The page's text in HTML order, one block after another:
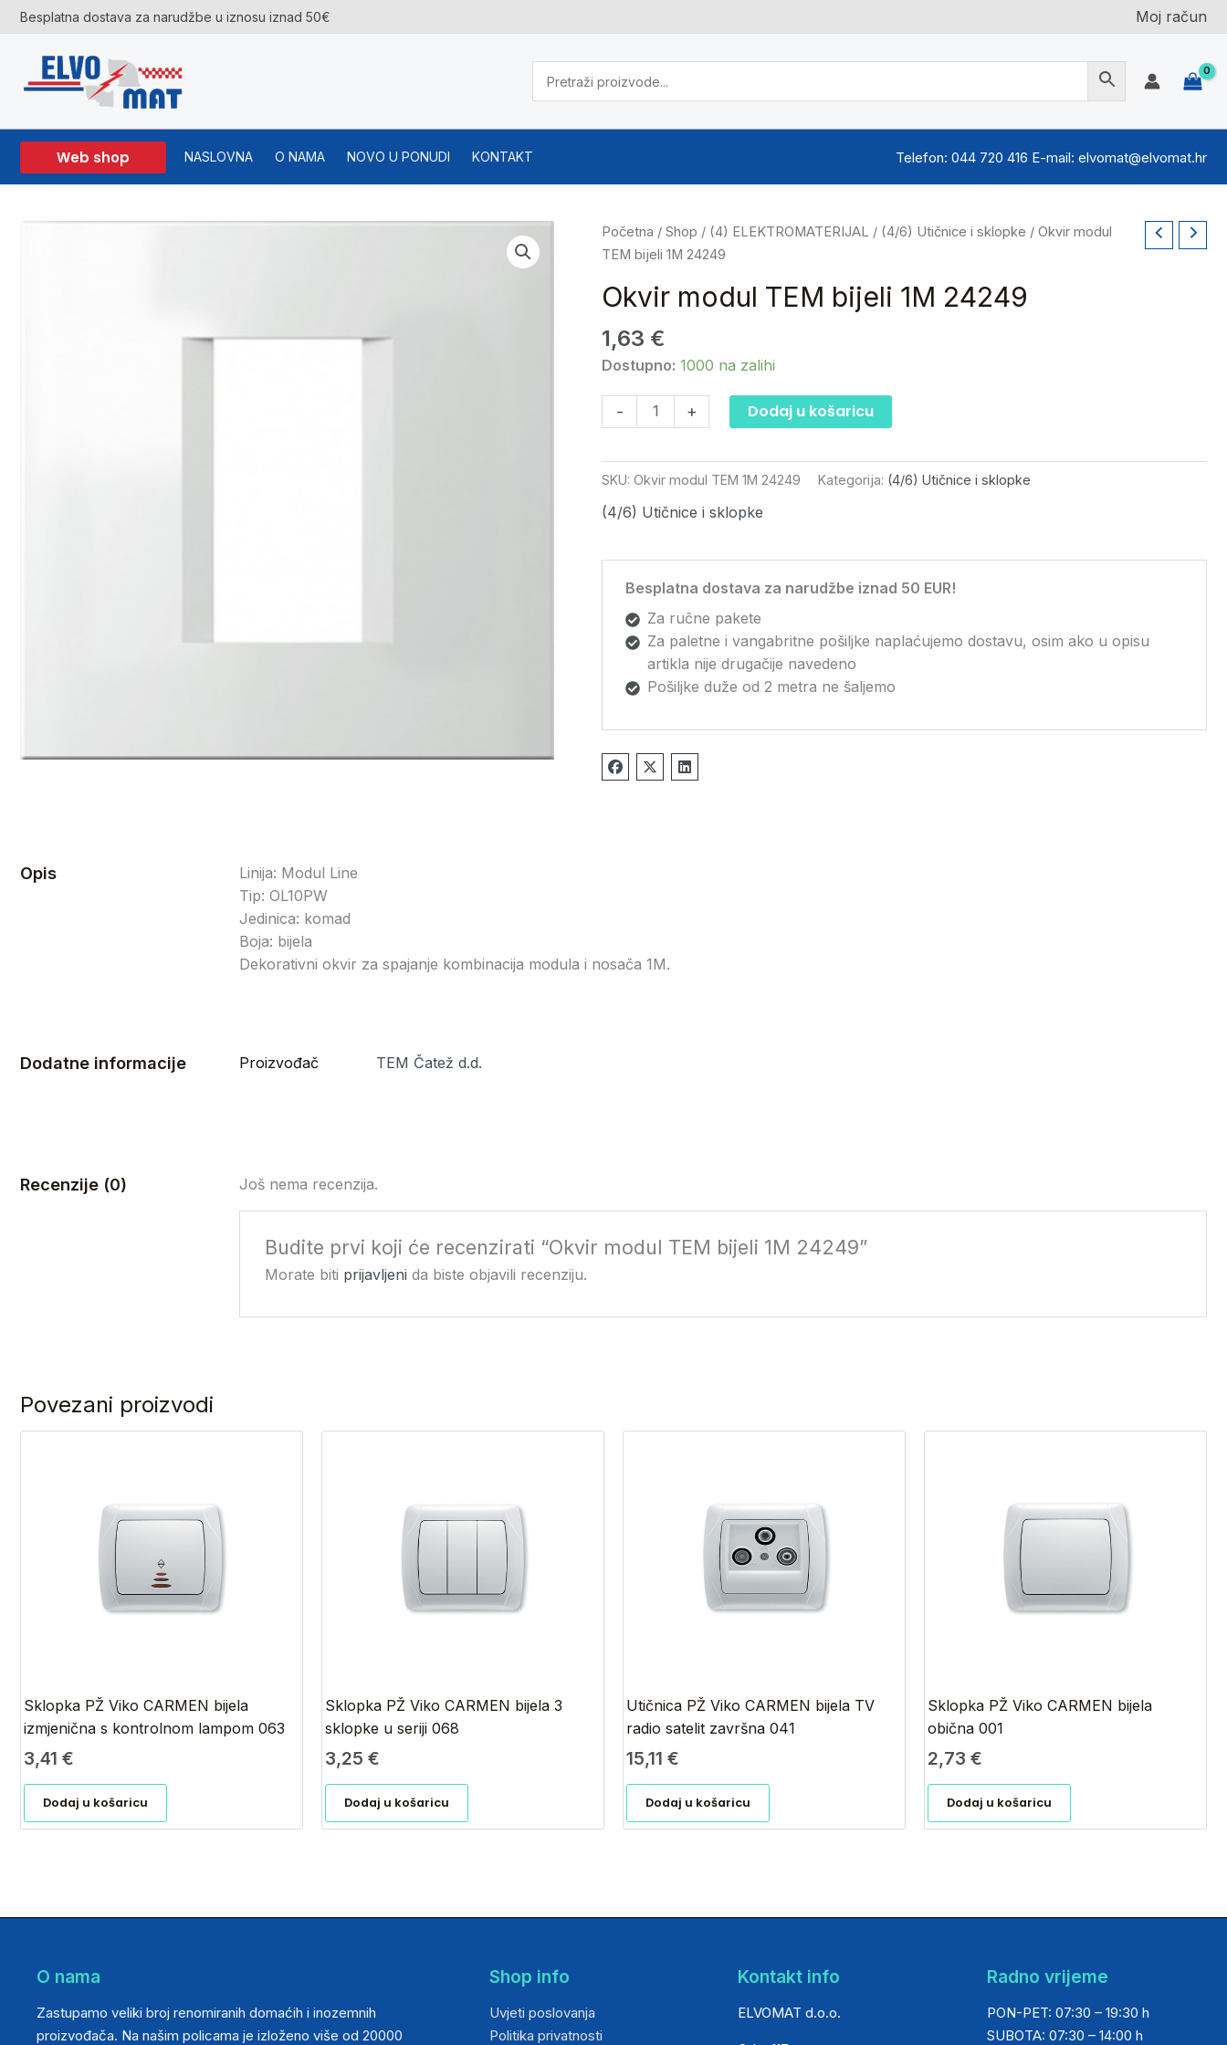
Skip
to
content
Besplatna dostava za narudžbe u iznosu iznad 50€ Moj račun
Web shop NASLOVNA O NAMA NOVO U PONUDI KONTAKT Telefon: 044 720 416 E-mail: elvomat@elvomat.hr
Početna / Shop / (4) ELEKTROMATERIJAL / (4/6) Utičnice i sklopke / Okvir modul
TEM bijeli 1M 24249
Okvir modul TEM bijeli 1M 24249
1,63 €
Dostupno: 1000 na zalihi
-
Okvir
modul
bijeli
24249
količina
+ Dodaj u košaricu
SKU: Okvir modul TEM 1M 24249 Kategorija: (4/6) Utičnice i sklopke
(4/6) Utičnice i sklopke
Besplatna dostava za narudžbe iznad 50 EUR!
Za ručne pakete
Za paletne i vangabritne pošiljke naplaćujemo dostavu, osim ako u opisu
artikla nije drugačije navedeno
Pošiljke duže od 2 metra ne šaljemo
Opis
Linija: Modul Line
Tip: OL10PW
Jedinica: komad
Boja: bijela
Dekorativni okvir za spajanje kombinacija modula i nosača 1M.
Dodatne informacije Proizvođač TEM Čatež d.d.
Recenzije (0) Još nema recenzija.
Budite prvi koji će recenzirati “Okvir modul TEM bijeli 1M 24249”
Morate biti prijavljeni da biste objavili recenziju.
Povezani proizvodi
Sklopka PŽ Viko CARMEN bijela
izmjenična s kontrolnom lampom 063
3,41€
Dodaj u košaricu
Sklopka PŽ Viko CARMEN bijela 3
sklopke u seriji 068
3,25€
Dodaj u košaricu
Utičnica PŽ Viko CARMEN bijela TV
radio satelit završna 041
15,11€
Dodaj u košaricu
Sklopka PŽ Viko CARMEN bijela
obična 001
2,73€
Dodaj u košaricu
O nama
Zastupamo veliki broj renomiranih domaćih i inozemnih
proizvođača. Na našim policama je izloženo više od 20000
Shop info
Uvjeti poslovanja
Politika privatnosti
Kontakt info
ELVOMAT d.o.o.
Radno vrijeme
PON-PET: 07:30 – 19:30 h
SUBOTA: 07:30 – 14:00 h